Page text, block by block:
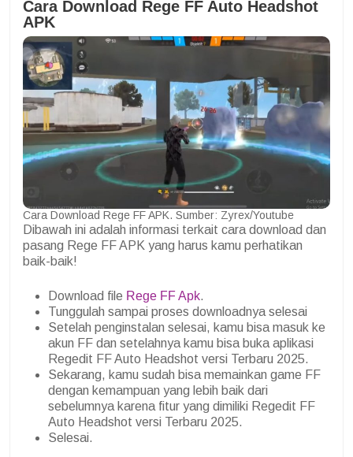
Cara Download Rege FF Auto Headshot
APK
Cara Download Rege FF APK. Sumber: Zyrex/Youtube
Dibawah ini adalah informasi terkait cara download dan
pasang Rege FF APK yang harus kamu perhatikan
baik-baik!
Download file Rege FF Apk.
Tunggulah sampai proses downloadnya selesai
Setelah penginstalan selesai, kamu bisa masuk ke
akun FF dan setelahnya kamu bisa buka aplikasi
Regedit FF Auto Headshot versi Terbaru 2025.
Sekarang, kamu sudah bisa memainkan game FF
dengan kemampuan yang lebih baik dari
sebelumnya karena fitur yang dimiliki Regedit FF
Auto Headshot versi Terbaru 2025.
Selesai.